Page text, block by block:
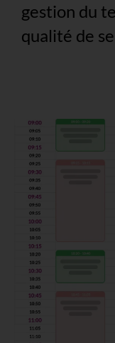
gestion du
qualité de